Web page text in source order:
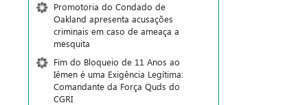
Promotoria do Condado de
Oakland apresenta acusações
criminais em caso de ameaça a
mesquita
Fim do Bloqueio de 11 Anos ao
Iêmen é uma Exigência Legítima:
Comandante da Força Quds do
CGRI